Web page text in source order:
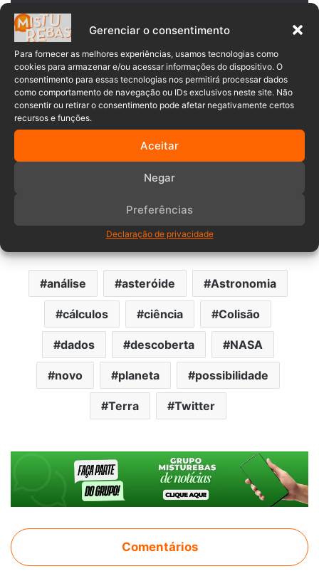
Gerenciar o consentimento
Para fornecer as melhores experiências, usamos tecnologias como
cookies para armazenar e/ou acessar informações do dispositivo. O
consentimento para essas tecnologias nos permitirá processar dados
como comportamento de navegação ou IDs exclusivos neste site. Não
consentir ou retirar o consentimento pode afetar negativamente certos
recursos e funções.
Aceitar
Negar
Preferências
Declaração de privacidade
adequately predict their orbits
years into the future. (1/2)
pic.twitter.com/SaLC0AUSdP
— NASA Asteroid Watch
(@AsteroidWatch)
Milhões de asteróides passam pela
todas semanas e todos os anos. É bastante raro surgir um
que tenha uma mínima chance de atingir o planeta, logo,
assim que surge, aNASAdivulga para o público.
análise asteróide Astronomia
cálculos ciência Colisão
dados descoberta NASA
novo planeta possibilidade
Terra Twitter
Comentários